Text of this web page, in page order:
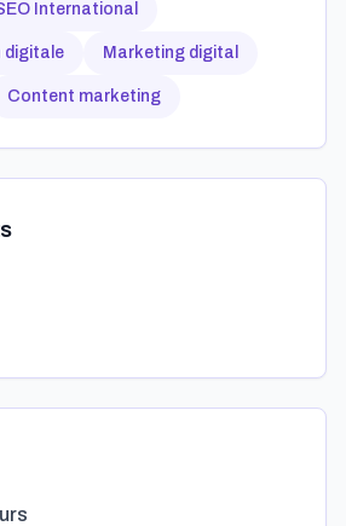
International
digitale Marketing digital
Content marketing